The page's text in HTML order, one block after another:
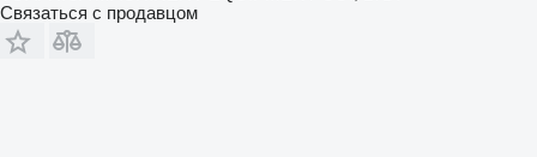
Связаться с продавцом